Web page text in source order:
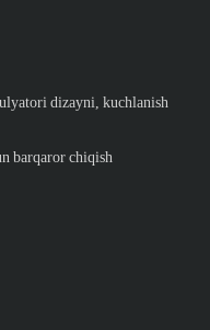
dizayni, kuchlanish
barqaror chiqish